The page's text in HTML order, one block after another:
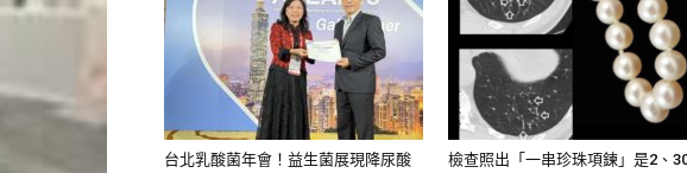
動脈的血管整型並放置支架，術後病患的血
現象也消失了，目前定期門診追蹤。
基隆醫院副院長蔡翊新指出，腦動脈瘤往往
沒機會救治，即使開刀也會有昏迷、植物人
台北乳酸菌年會！益生菌展現降尿酸
檢查照出「一串珍珠項鍊」是2、